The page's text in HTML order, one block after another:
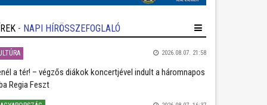
- NAPI HÍRÖSSZEFOGLALÓ
2026.08.07. 21:58
a tér! – végzős diákok koncertjével indult a háromnapos
Regia Feszt